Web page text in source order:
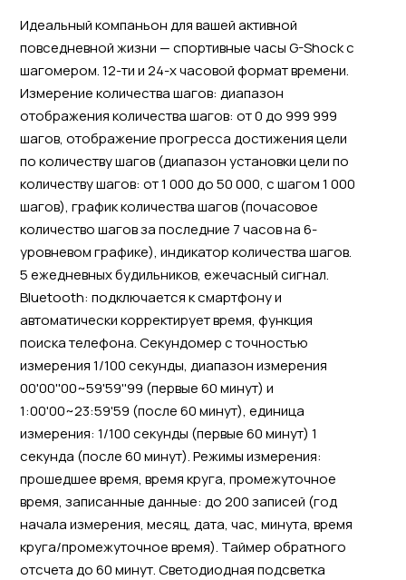
Идеальный компаньон для вашей активной
повседневной жизни — спортивные часы G-Shock с
шагомером. 12-ти и 24-х часовой формат времени.
Измерение количества шагов: диапазон
отображения количества шагов: от 0 до 999 999
шагов, отображение прогресса достижения цели
по количеству шагов (диапазон установки цели по
количеству шагов: от 1 000 до 50 000, с шагом 1 000
шагов), график количества шагов (почасовое
количество шагов за последние 7 часов на 6-
уровневом графике), индикатор количества шагов.
5 ежедневных будильников, ежечасный сигнал.
Bluetooth: подключается к смартфону и
автоматически корректирует время, функция
поиска телефона. Секундомер с точностью
измерения 1/100 секунды, диапазон измерения
00'00''00~59'59''99 (первые 60 минут) и
1:00'00~23:59'59 (после 60 минут), единица
измерения: 1/100 секунды (первые 60 минут) 1
секунда (после 60 минут). Режимы измерения:
прошедшее время, время круга, промежуточное
время, записанные данные: до 200 записей (год
начала измерения, месяц, дата, час, минута, время
круга/промежуточное время). Таймер обратного
отсчета до 60 минут. Светодиодная подсветка